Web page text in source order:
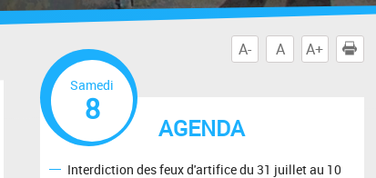
A- A A+
AGENDA
Samedi
8
Interdiction des feux d'artifice du 31 juillet au 10